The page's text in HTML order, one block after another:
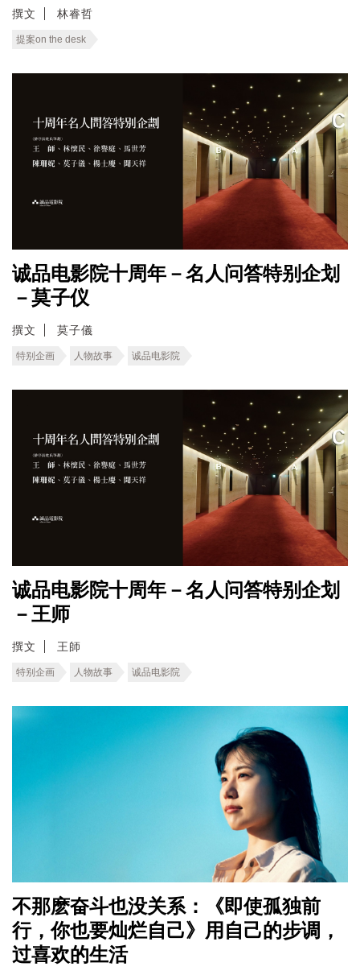
撰文 林睿哲
提案on the desk
诚品电影院十周年－名人问答特别企划
－莫子仪
撰文 莫子儀
特别企画 人物故事 诚品电影院
诚品电影院十周年－名人问答特别企划
－王师
撰文 王師
特别企画 人物故事 诚品电影院
不那麽奋斗也没关系：《即使孤独前
行，你也要灿烂自己》用自己的步调，
过喜欢的生活